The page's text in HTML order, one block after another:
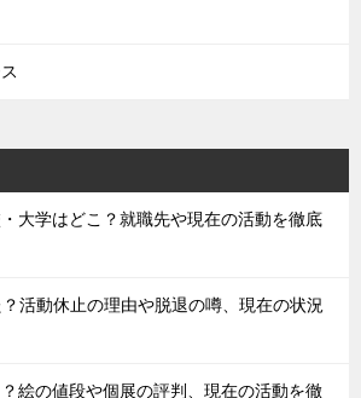
大学はどこ？就職先や現在の活動を徹底
活動休止の理由や脱退の噂、現在の状況
絵の値段や個展の評判、現在の活動を徹